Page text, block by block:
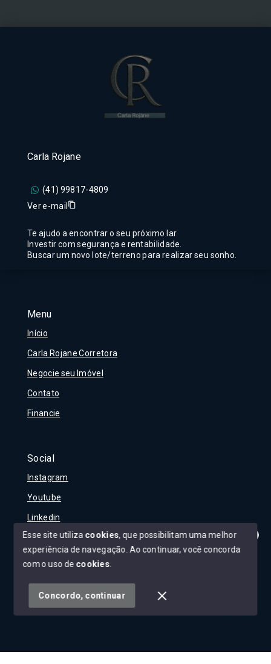
Olá! Tudo bem?
Menu
Início
Carla Rojane Corretora
Negocie seu Imóvel
Contato
Financie
Social
Instagram
Youtube
Linkedin
© Copyright 2026 - Carla Rojane - Todos os direitos
SITE PARA IMOBILIARIA
Carla Rojane
(41) 99817-4809
Ver e-mail
Te ajudo a encontrar o seu próximo lar.
Investir com segurança e rentabilidade.
Buscar um novo lote/terreno para realizar seu sonho.
Esse site utiliza cookies, que possibilitam uma melhor
experiência de navegação. Ao continuar, você concorda
com o uso de cookies
Concordo, continuar